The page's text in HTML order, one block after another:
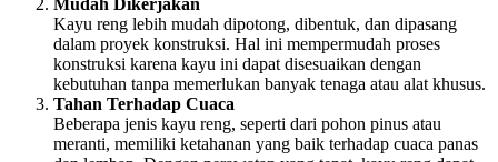
Mudah Dikerjakan
Kayu reng lebih mudah dipotong, dibentuk, dan dipasang
dalam proyek konstruksi. Hal ini mempermudah proses
konstruksi karena kayu ini dapat disesuaikan dengan
kebutuhan tanpa memerlukan banyak tenaga atau alat khusus.
Tahan Terhadap Cuaca
Beberapa jenis kayu reng, seperti dari pohon pinus atau
meranti, memiliki ketahanan yang baik terhadap cuaca panas